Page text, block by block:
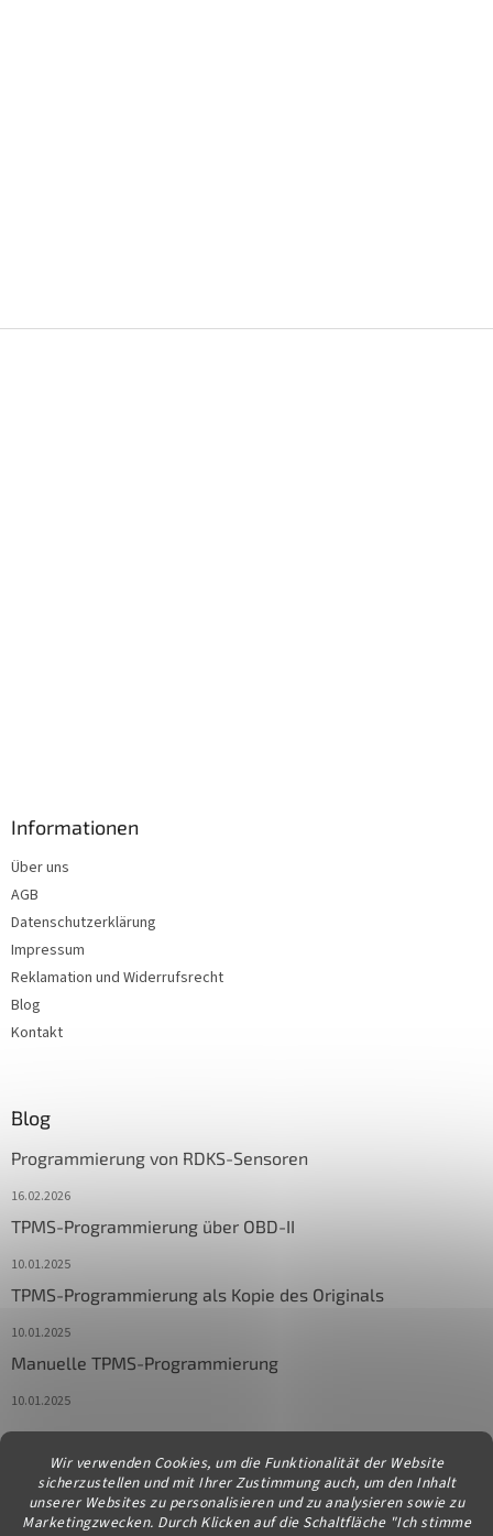
Wir verwenden Cookies, um die Funktionalität der Website
sicherzustellen und mit Ihrer Zustimmung auch, um den Inhalt
unserer Websites zu personalisieren und zu analysieren sowie zu
Marketingzwecken. Durch Klicken auf die Schaltfläche "Ich stimme
Informationen
Über uns
AGB
Datenschutzerklärung
Impressum
Reklamation und Widerrufsrecht
Blog
Kontakt
Blog
Programmierung von RDKS-Sensoren
16.02.2026
TPMS-Programmierung über OBD-II
10.01.2025
TPMS-Programmierung als Kopie des Originals
10.01.2025
Manuelle TPMS-Programmierung
10.01.2025
Kontakt
info@diagstore.at